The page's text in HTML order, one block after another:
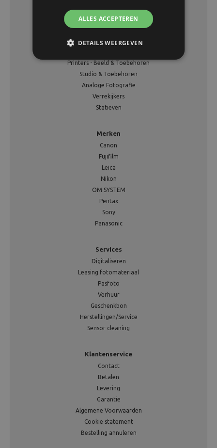
Assortiment
Fotocamera
Tassen
Printers - Beeld & Toebehoren
Studio & Toebehoren
Analoge Fotografie
Verrekijkers
Statieven
Merken
Canon
Fujifilm
Leica
Nikon
OM SYSTEM
Pentax
Sony
Panasonic
Services
Digitaliseren
Leasing fotomateriaal
Pasfoto
Verhuur
Geschenkbon
Herstellingen/Service
Sensor cleaning
Klantenservice
Contact
Betalen
Levering
Garantie
Algemene Voorwaarden
Cookie statement
Bestelling annuleren
ALLES ACCEPTEREN
DETAILS WEERGEVEN